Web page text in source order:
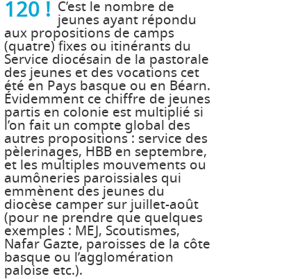
120 !
C’est le nombre de
jeunes ayant répondu
aux propositions de camps
(quatre) fixes ou itinérants du
Service diocésain de la pastorale
des jeunes et des vocations cet
été en Pays basque ou en Béarn.
Évidemment ce chiffre de jeunes
partis en colonie est multiplié si
l’on fait un compte global des
autres propositions : service des
pèlerinages, HBB en septembre,
et les multiples mouvements ou
aumôneries paroissiales qui
emmènent des jeunes du
diocèse camper sur juillet-août
(pour ne prendre que quelques
exemples : MEJ, Scoutismes,
Nafar Gazte, paroisses de la côte
basque ou l’agglomération
paloise etc.).